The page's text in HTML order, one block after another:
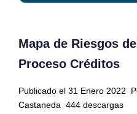
Mapa de Riesgos
Proceso Créditos
Publicado el 31 Enero 2022
Castaneda 444 descargas